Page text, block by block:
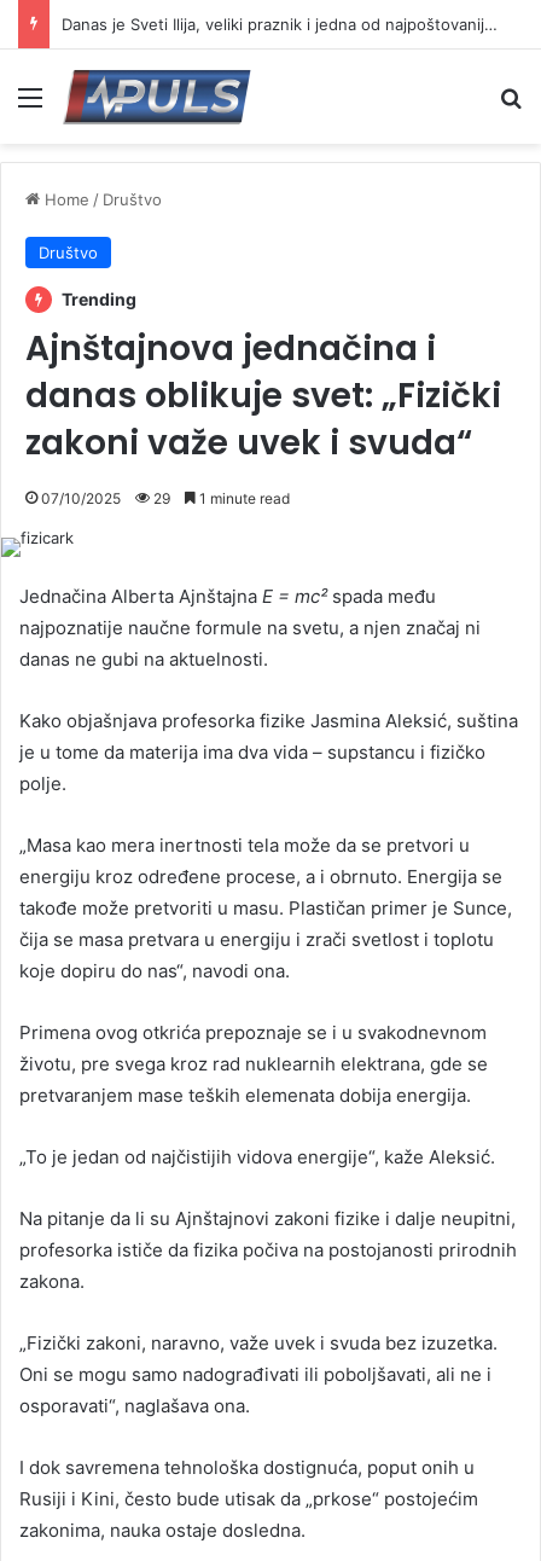
Danas je Sveti Ilija, veliki praznik i jedna od najpoštovanijih slava
Menu
Home / Društvo
Društvo
Trending
Ajnštajnova jednačina i
danas oblikuje svet: „Fizički
zakoni važe uvek i svuda“
07/10/2025 29 1 minute read
Jednačina Alberta Ajnštajna E = mc²spada među
najpoznatije naučne formule na svetu, a njen značaj ni
danas ne gubi na aktuelnosti.
Kako objašnjava profesorka fizike Jasmina Aleksić, suština
je u tome da materija ima dva vida – supstancu i fizičko
polje.
„Masa kao mera inertnosti tela može da se pretvori u
energiju kroz određene procese, a i obrnuto. Energija se
takođe može pretvoriti u masu. Plastičan primer je Sunce,
čija se masa pretvara u energiju i zrači svetlost i toplotu
koje dopiru do nas“, navodi ona.
Primena ovog otkrića prepoznaje se i u svakodnevnom
životu, pre svega kroz rad nuklearnih elektrana, gde se
pretvaranjem mase teških elemenata dobija energija.
„To je jedan od najčistijih vidova energije“, kaže Aleksić.
Na pitanje da li su Ajnštajnovi zakoni fizike i dalje neupitni,
profesorka ističe da fizika počiva na postojanosti prirodnih
zakona.
„Fizički zakoni, naravno, važe uvek i svuda bez izuzetka.
Oni se mogu samo nadograđivati ili poboljšavati, ali ne i
osporavati“, naglašava ona.
I dok savremena tehnološka dostignuća, poput onih u
Rusiji i Kini, često bude utisak da „prkose“ postojećim
zakonima, nauka ostaje dosledna.